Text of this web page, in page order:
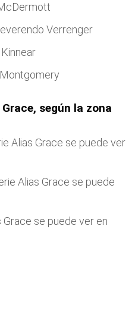
Verrenger
según la zona
Alias Grace se puede ver
Alias Grace se puede
Grace se puede ver en